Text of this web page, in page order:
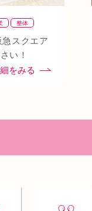
整体
改善
鍼灸
スクエア
い！